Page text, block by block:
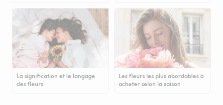
La signification et le langage
des fleurs
Les fleurs les plus abordables à
acheter selon la saison